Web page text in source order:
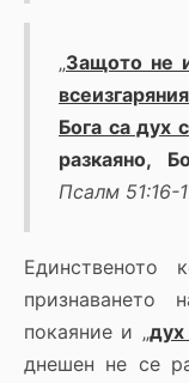
„Защото не
Бога са дух
разкаяно,
Псалм 51:16-
признаването
покаяние и „
днешен не се